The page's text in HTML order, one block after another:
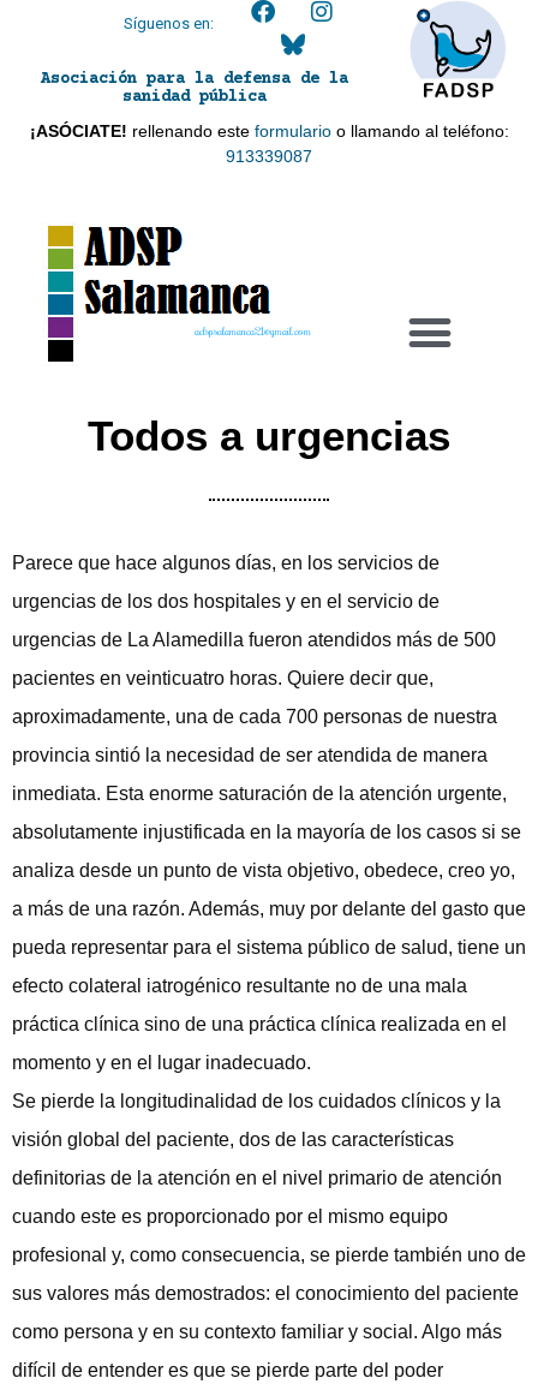
Síguenos en:
Asociación para la defensa de la
sanidad pública
¡ASÓCIATE! rellenando este formularioo llamando al teléfono:
913339087
adspsalamanca21@gmail.com
Todos a urgencias
Parece que hace algunos días, en los servicios de
urgencias de los dos hospitales y en el servicio de
urgencias de La Alamedilla fueron atendidos más de 500
pacientes en veinticuatro horas. Quiere decir que,
aproximadamente, una de cada 700 personas de nuestra
provincia sintió la necesidad de ser atendida de manera
inmediata. Esta enorme saturación de la atención urgente,
absolutamente injustificada en la mayoría de los casos si se
analiza desde un punto de vista objetivo, obedece, creo yo,
a más de una razón. Además, muy por delante del gasto que
pueda representar para el sistema público de salud, tiene un
efecto colateral iatrogénico resultante no de una mala
práctica clínica sino de una práctica clínica realizada en el
momento y en el lugar inadecuado.
Se pierde la longitudinalidad de los cuidados clínicos y la
visión global del paciente, dos de las características
definitorias de la atención en el nivel primario de atención
cuando este es proporcionado por el mismo equipo
profesional y, como consecuencia, se pierde también uno de
sus valores más demostrados: el conocimiento del paciente
como persona y en su contexto familiar y social. Algo más
difícil de entender es que se pierde parte del poder